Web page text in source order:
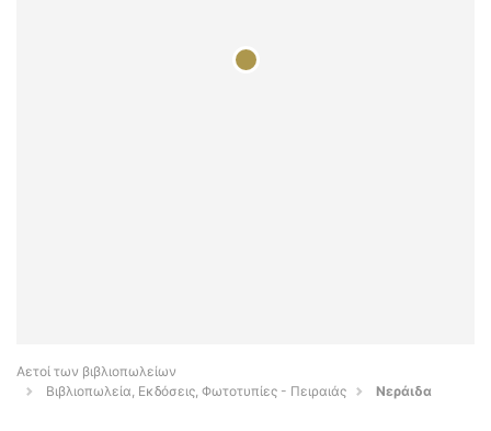
Αετοί των βιβλιοπωλείων
Βιβλιοπωλεία, Εκδόσεις, Φωτοτυπίες - Πειραιάς
Νεράιδα